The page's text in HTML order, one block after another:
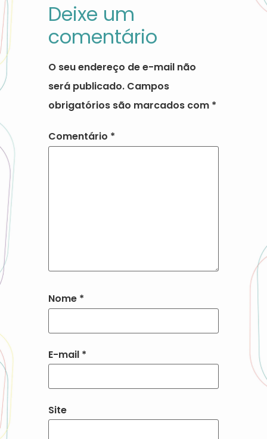
Deixe um
comentário
O seu endereço de e-mail não
será publicado. Campos
obrigatórios são marcados com *
Comentário *
Nome *
E-mail *
Site